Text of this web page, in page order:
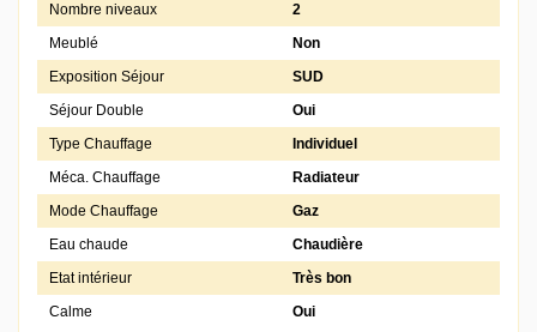
Nombre niveaux
2
Meublé
Non
Exposition Séjour
SUD
Séjour Double
Oui
Type Chauffage
Individuel
Méca. Chauffage
Radiateur
Mode Chauffage
Gaz
Eau chaude
Chaudière
Etat intérieur
Très bon
Calme
Oui